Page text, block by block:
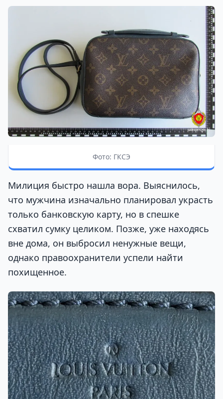
Фото: ГКСЭ
Милиция быстро нашла вора. Выяснилось,
что мужчина изначально планировал украсть
только банковскую карту, но в спешке
схватил сумку целиком. Позже, уже находясь
вне дома, он выбросил ненужные вещи,
однако правоохранители успели найти
похищенное.